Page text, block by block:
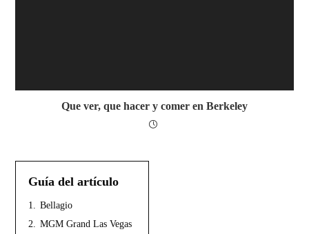
Que ver, que hacer y comer en Berkeley
Guía del artículo
1.
Bellagio
2.
MGM Grand Las Vegas